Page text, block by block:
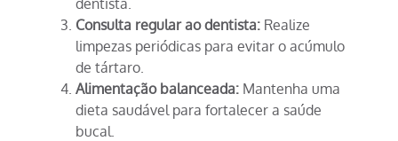
dentista.
Consulta regular ao dentista: Realize
limpezas periódicas para evitar o acúmulo
de tártaro.
Alimentação balanceada: Mantenha uma
dieta saudável para fortalecer a saúde
bucal.